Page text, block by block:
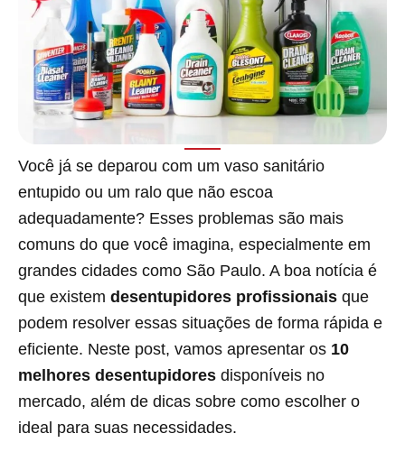
Você já se deparou com um vaso sanitário
entupido ou um ralo que não escoa
adequadamente? Esses problemas são mais
comuns do que você imagina, especialmente em
grandes cidades como São Paulo. A boa notícia é
que existem desentupidores profissionais que
podem resolver essas situações de forma rápida e
eficiente. Neste post, vamos apresentar os 10
melhores desentupidores disponíveis no
mercado, além de dicas sobre como escolher o
ideal para suas necessidades.